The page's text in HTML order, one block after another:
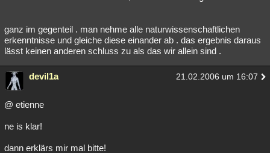
ganz im gegenteil . man nehme alle naturwissenschaftlichen
erkenntnisse und gleiche diese einander ab . das ergebnis daraus
lässt keinen anderen schluss zu als das wir allein sind .
devil1a 21.02.2006 um 16:07
@ etienne
ne is klar!
dann erklärs mir mal bitte!